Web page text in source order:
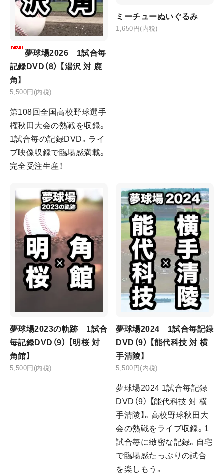
夢球場2026 1試合毎
記録DVD（8） 【湯沢 対 鹿
角】
5,500円(内税)
第108回全国高校野球選手
権秋田大会の熱戦を収録。
1試合毎の記録DVD。ライ
ブ映像収録で臨場感満載。
完全受注生産！
ミーチューぬいぐるみ
1,650円(内税)
夢球場2023の軌跡 1試合
毎記録DVD（9） 【明桜 対
角館】
5,500円(内税)
夢球場2024 1試合毎記録
DVD（9） 【能代科技 対 横
手清陵】
5,500円(内税)
夢球場2024 1試合毎記録
DVD（9） 【能代科技 対 横
手清陵】。高校野球秋田大
会の熱戦をライブ収録。1
試合毎に緻密な記録。自宅
で臨場感たっぷりの試合
を楽しもう。